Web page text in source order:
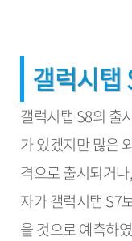
갤럭시탭
갤럭시탭 S8의 출
가 있겠지만 많은
격으로 출시되거
자가 갤럭시탭 S7
을 것으로 예측하